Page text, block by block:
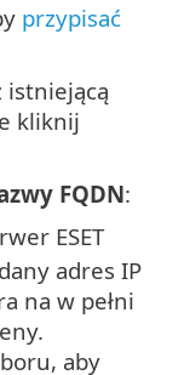
przypisać
kliknij
FQDN:
ESET
adres IP
na w pełni
aby